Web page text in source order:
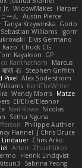
Jr. WidowMakes Harper
ーん Austin Pierce
Tanya Krzywinska Gorto
Sebastian Williams igorrr
Elvis Germano
Kazo
Chuck CG
Kayakson GP
Kanthatham
Marcus
曜萌 石 Stephen Griffith
Pixel Alex Söderström
KerriTheWriter
Wendy Morris Matze
El/Ellie/Eleanor
Neil Rowe Nicolas
Sethu Nguna
Philippe Authier
Flannel J Chris Druce
Lindauer Chris Arko
Artem Zhuzhlikov
Henrik Lindqvist
Sabrina Yeong